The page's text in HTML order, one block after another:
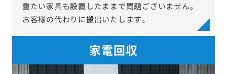
重たい家具も設置したままで問題ございません。
お客様の代わりに搬出いたします。
家電回収